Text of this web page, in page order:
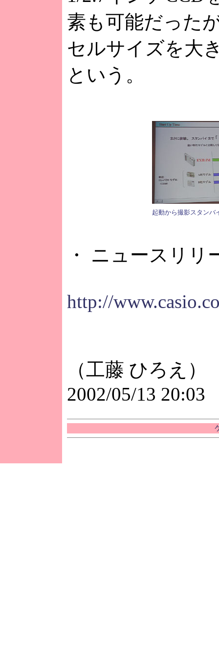
素も可能だった
セルサイズを大
という。
起動から撮影スタンバ
・ ニュースリリ
http://
（工藤 ひろえ）
2002/05/13 20:03